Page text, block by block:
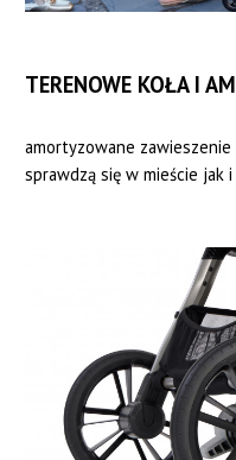
TERENOWE KOŁA I
amortyzowane
sprawdzą się w mieście jak